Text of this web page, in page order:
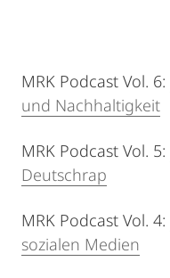
MRK Podcast Vol. 6:
und Nachhaltigkeit
MRK Podcast Vol. 5:
Deutschrap
MRK Podcast Vol. 4:
sozialen Medien